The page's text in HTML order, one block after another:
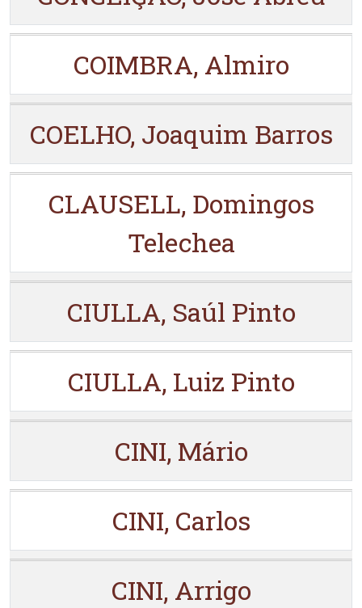
COIMBRA, Almiro
COELHO, Joaquim Barros
CLAUSELL, Domingos
Telechea
CIULLA, Saúl Pinto
CIULLA, Luiz Pinto
CINI, Mário
CINI, Carlos
CINI, Arrigo